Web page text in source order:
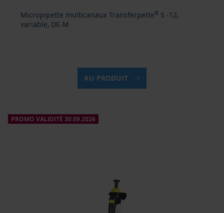
Micropipette multicanaux Transferpette® S -12,
variable, DE-M
AU PRODUIT
PROMO VALIDITÉ 30.09.2026